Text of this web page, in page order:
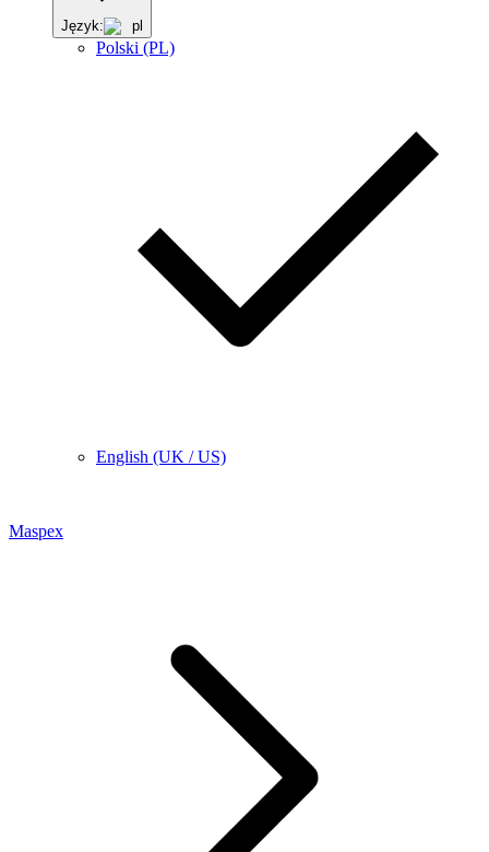
Język: pl
Polski (PL)
English (UK / US)
Maspex